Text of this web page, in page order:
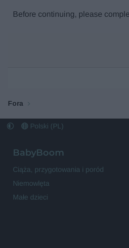
Before continuing, please
Fora
Polski (PL)
BabyBoom
Ciąża, przygotowania i poród
Niemowlęta
Małe dzieci